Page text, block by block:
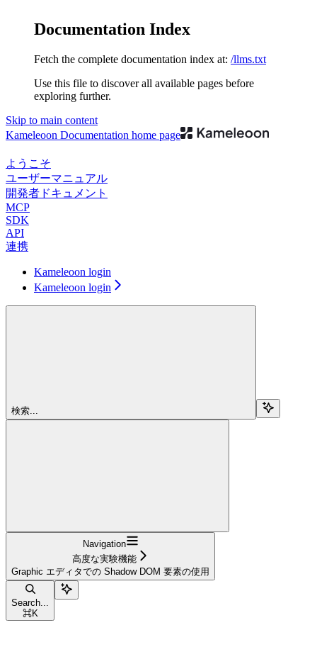
Documentation Index
Fetch the complete documentation index at: /llms.txt
Use this file to discover all available pages before
exploring further.
Skip to main content
Kameleoon Documentation home page
ようこそ
ユーザーマニュアル
開発者ドキュメント
MCP
SDK
API
連携
Kameleoon login
Kameleoon login
検索...
Navigation
高度な実験機能
Graphic エディタでの Shadow DOM 要素の使用
Search...
⌘K